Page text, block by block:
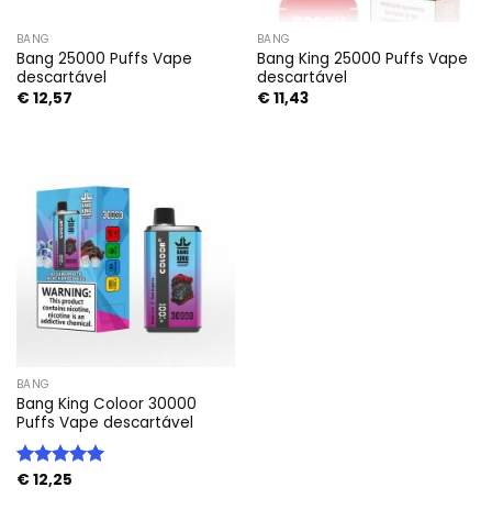
BANG
Bang 25000 Puffs Vape
descartável
€12,57
BANG
Bang King 25000 Puffs Vape
descartável
€11,43
BANG
Bang King Coloor 30000
Puffs Vape descartável
Avaliação
€12,25